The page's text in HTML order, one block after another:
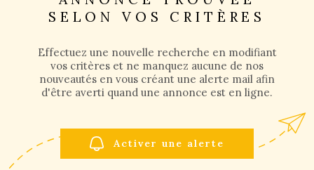
NOUS
SELON VOS CRITÈRES
Effectuez une nouvelle recherche en modifiant
vos critères et ne manquez aucune de nos
nouveautés en vous créant une alerte mail afin
d'être averti quand une annonce est en ligne.
Activer une alerte